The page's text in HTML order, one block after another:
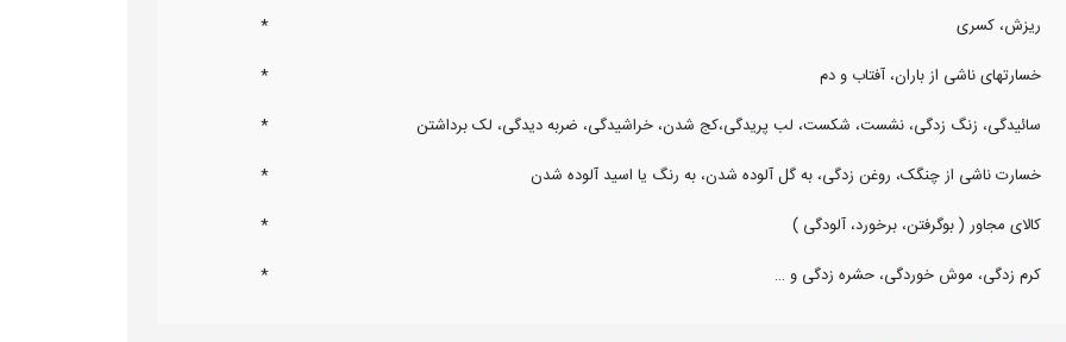
ریزش، کسری
خسارتهای ناشی از باران، آفتاب و دم
سائیدگی، زنگ زدگی، نشست، شکست، لب پریدگی،کج شدن، خراشیدگی، ضربه دیدگی، لک برداشتن
خسارت ناشی از چنگک، روغن زدگی، به گل آلوده شدن، به رنگ یا اسید آلوده شدن
کالای مجاور ( بوگرفتن، برخورد، آلودگی )
کرم زدگی، موش خوردگی، حشره زدگی و …
*
*
*
*
*
*